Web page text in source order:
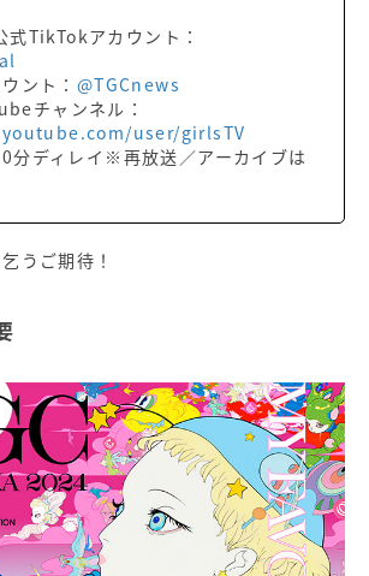
式TikTokアカウント：
ント： @TGCnews
チャンネル：
user/girlsTV
分ディレイ※再放送／アーカイブは
うご期待！